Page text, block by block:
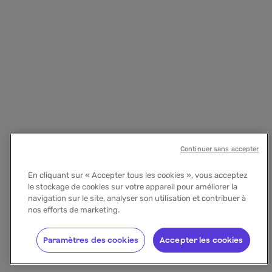
En cliquant sur « Accepter tous les cookies », vous acceptez
le stockage de cookies sur votre appareil pour améliorer la
navigation sur le site, analyser son utilisation et contribuer à
nos efforts de marketing.
Accepter les cookies
Paramètres des cookies
Continuer sans accepter